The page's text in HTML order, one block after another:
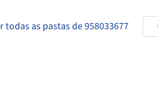
todas as pastas de 958033677